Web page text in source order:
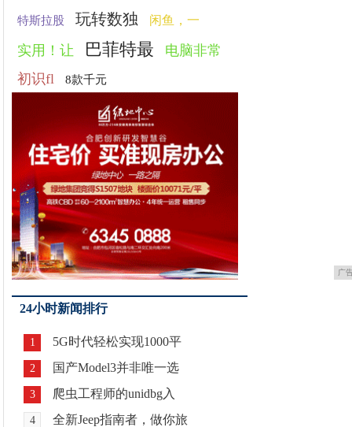
特斯拉股 玩转数独 闲鱼，一
实用！让 巴菲特最
电脑非常
初识fl
8款千元
广
24小时新闻排行
1 5G时代轻松实现1000平
2 国产Model3并非唯一选
3 爬虫工程师的unidbg入
4 全新Jeep指南者，做你旅